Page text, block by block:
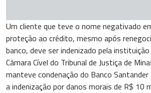
Um cliente que teve o nome negativado
proteção ao crédito, mesmo após
banco, deve ser indenizado pela
Câmara Cível do Tribunal de Justiça de
manteve condenação do Banco Santander
a indenização por danos morais de R$ 10